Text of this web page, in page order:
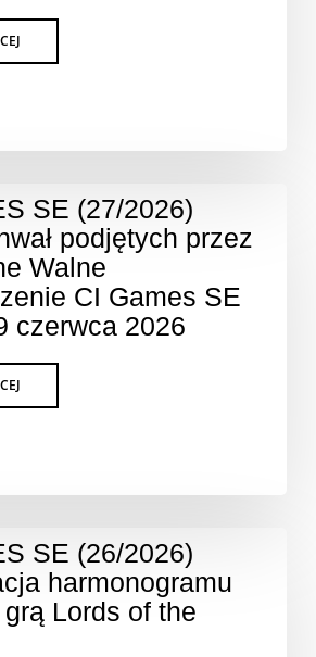
SE (27/2026)
podjętych przez
Walne
CI Games SE
czerwca 2026
SE (26/2026)
harmonogramu
Lords of the